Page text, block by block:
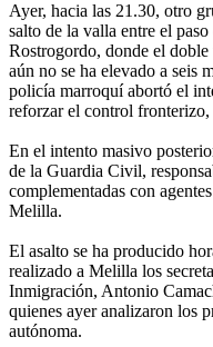
Ayer, hacia las 21.30, otro
salto de la valla entre el
Rostrogordo, donde el
aún no se ha elevado a seis
policía marroquí abortó el
reforzar el control
En el intento masivo
de la Guardia Civil,
complementadas con
Melilla.
El asalto se ha producido
realizado a Melilla los
Inmigración, Antonio
quienes ayer analizaron los
autónoma.